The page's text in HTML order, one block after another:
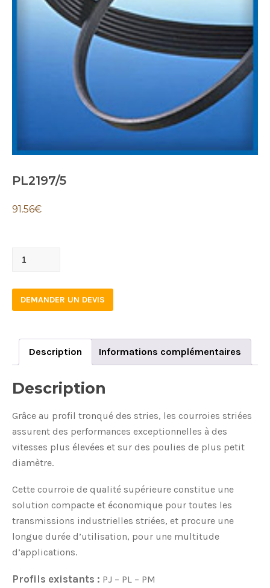
PL2197/5
91.56€
PL2197/5
DEMANDER UN DEVIS
Description Informations complémentaires
Description
Grâce au profil tronqué des stries, les courroies striées
assurent des performances exceptionnelles à des
vitesses plus élevées et sur des poulies de plus petit
diamètre.
Cette courroie de qualité supérieure constitue une
solution compacte et économique pour toutes les
transmissions industrielles striées, et procure une
longue durée d’utilisation, pour une multitude
d’applications.
Profils existants : PJ – PL – PM